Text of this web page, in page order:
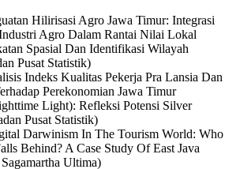
Hilirisasi Agro Jawa Timur: Integrasi
Agro Dalam Rantai Nilai Lokal
Spasial Dan Identifikasi Wilayah
Pusat Statistik)
Indeks Kualitas Pekerja Pra Lansia Dan
Perekonomian Jawa Timur
Light): Refleksi Potensi Silver
Pusat Statistik)
Darwinism In The Tourism World: Who
Behind? A Case Study Of East Java
Ultima)